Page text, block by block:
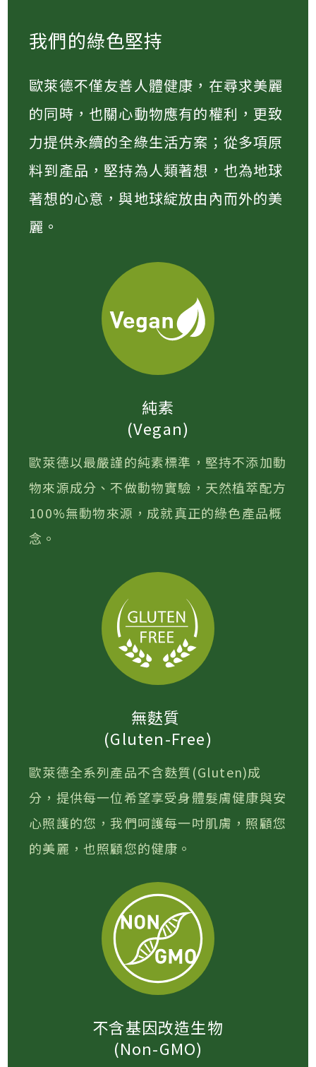
我們的綠色堅持
歐萊德不僅友善人體健康，在尋求美麗
的同時，也關心動物應有的權利，更致
力提供永續的全綠生活方案；從多項原
料到產品，堅持為人類著想，也為地球
著想的心意，與地球綻放由內而外的美
麗。
純素
(Vegan)
歐萊德以最嚴謹的純素標準，堅持不添加動
物來源成分、不做動物實驗，天然植萃配方
100%無動物來源，成就真正的綠色產品概
念。
無麩質
(Gluten-Free)
歐萊德全系列產品不含麩質(Gluten)成
分，提供每一位希望享受身體髮膚健康與安
心照護的您，我們呵護每一吋肌膚，照顧您
的美麗，也照顧您的健康。
不含基因改造生物
(Non-GMO)